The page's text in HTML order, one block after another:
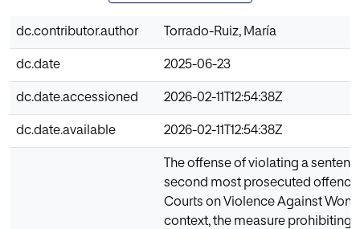
dc.contributor.author Torrado-Ruiz, María
dc.date 2025-06-23
dc.date.accessioned 2026-02-11T12:54:38Z
dc.date.available 2026-02-11T12:54:38Z
The offense of violating a
second most prosecuted offence
Courts on Violence Against
context, the measure prohibiting